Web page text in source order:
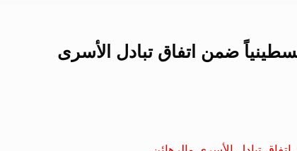
عن 183 أسيراً فلسطينياً ضمن اتفاق تبادل الأسرى